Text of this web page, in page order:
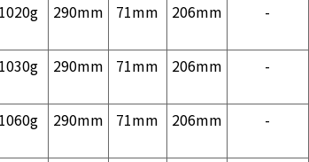
1020g 290mm 71mm 206mm -
1030g 290mm 71mm 206mm -
1060g 290mm 71mm 206mm -